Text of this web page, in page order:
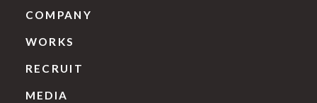
COMPANY
WORKS
RECRUIT
MEDIA